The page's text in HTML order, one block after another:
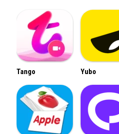
Tango Yubo